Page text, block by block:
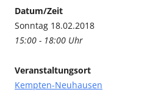
Datum/Zeit
Sonntag 18.02.2018
15:00 - 18:00 Uhr
Veranstaltungsort
Kempten-Neuhausen